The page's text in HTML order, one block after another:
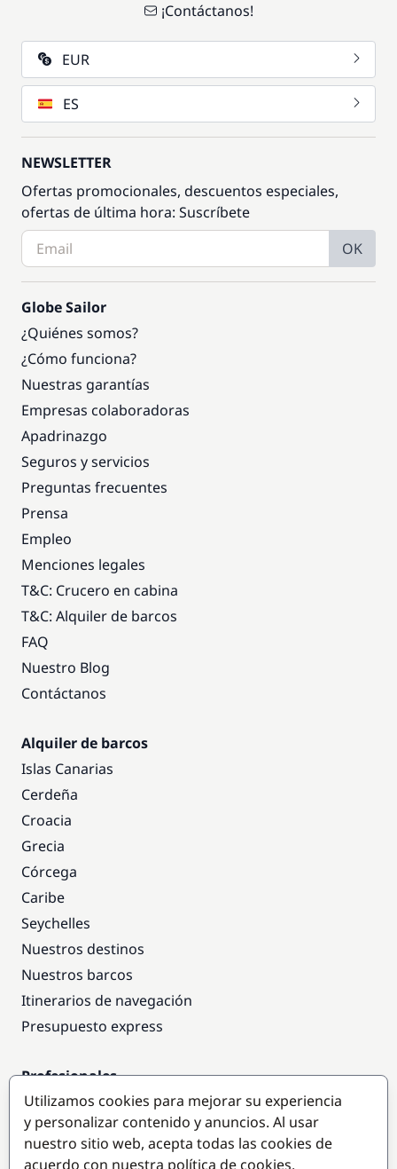
¡Contáctanos!
EUR
ES
NEWSLETTER
Ofertas promocionales, descuentos especiales,
ofertas de última hora: Suscríbete
OK
Globe Sailor
¿Quiénes somos?
¿Cómo funciona?
Nuestras garantías
Empresas colaboradoras
Apadrinazgo
Seguros y servicios
Preguntas frecuentes
Prensa
Empleo
Menciones legales
T&C: Crucero en cabina
T&C: Alquiler de barcos
FAQ
Nuestro Blog
Contáctanos
Alquiler de barcos
Islas Canarias
Cerdeña
Croacia
Grecia
Córcega
Caribe
Seychelles
Nuestros destinos
Nuestros barcos
Itinerarios de navegación
Presupuesto express
Profesionales
Acceso empresas
Colaborar como empresa
Utilizamos cookies para mejorar su experiencia
y personalizar contenido y anuncios. Al usar
nuestro sitio web, acepta todas las cookies de
acuerdo con nuestra política de cookies.